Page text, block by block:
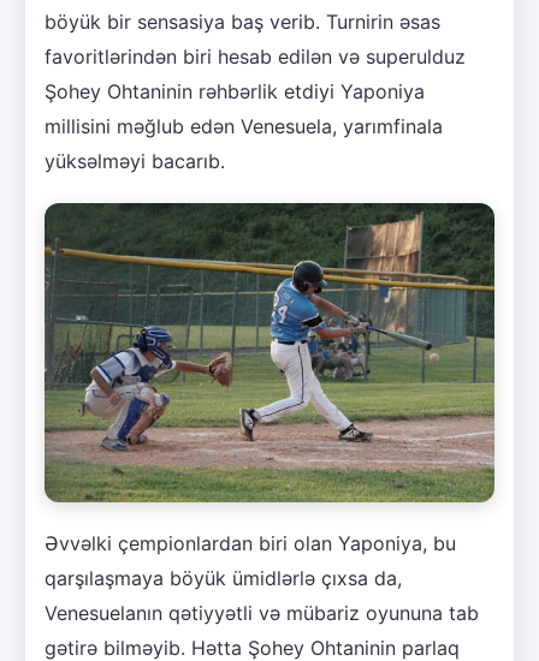
böyük bir sensasiya baş verib. Turnirin əsas
favoritlərindən biri hesab edilən və superulduz
Şohey Ohtaninin rəhbərlik etdiyi Yaponiya
millisini məğlub edən Venesuela, yarımfinala
yüksəlməyi bacarıb.
Əvvəlki çempionlardan biri olan Yaponiya, bu
qarşılaşmaya böyük ümidlərlə çıxsa da,
Venesuelanın qətiyyətli və mübariz oyununa tab
gətirə bilməyib. Hətta Şohey Ohtaninin parlaq